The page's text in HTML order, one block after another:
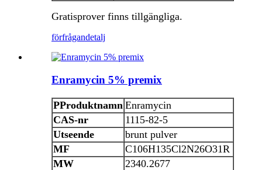
Gratisprover finns tillgängliga.
förfrågandetalj
Enramycin 5% premix
PProduktnamn Enramycin
CAS-nr
1115-82-5
Utseende
brunt pulver
MF
C106H135Cl2N26O31R
MW
2340.2677